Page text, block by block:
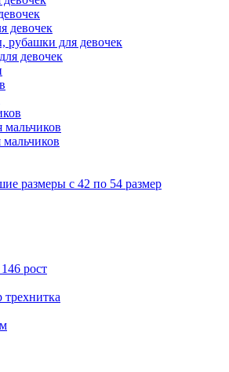
девочек
для девочек
девочек
размеры с 42 по 54 размер
рост